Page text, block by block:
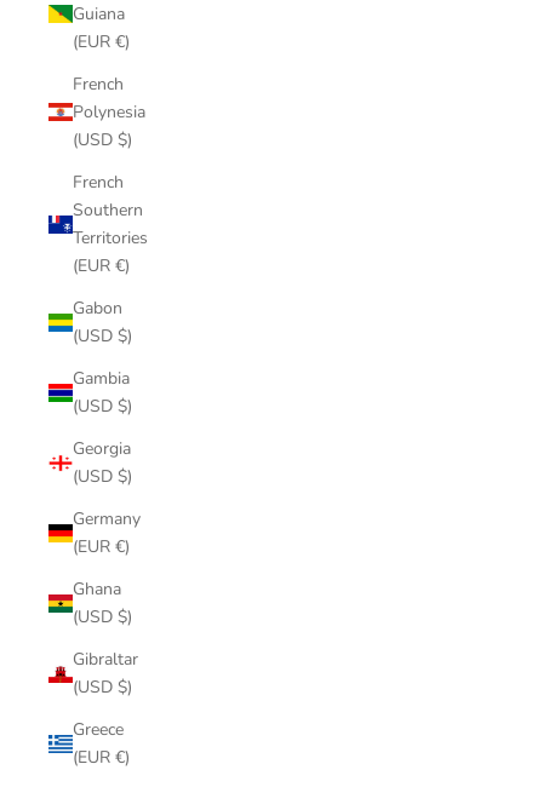
Guiana
(EUR €)
French
Polynesia
(USD $)
French
Southern
Territories
(EUR €)
Gabon
(USD $)
Gambia
(USD $)
Georgia
(USD $)
Germany
(EUR €)
Ghana
(USD $)
Gibraltar
(USD $)
Greece
(EUR €)